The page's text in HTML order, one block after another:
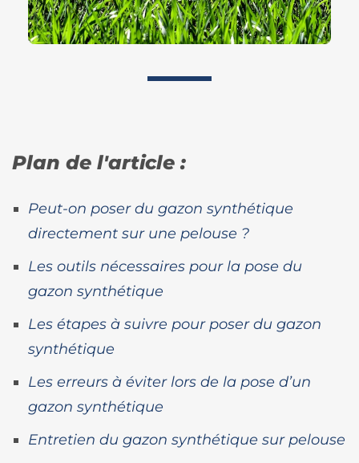
Plan de l'article :
Peut-on poser du gazon synthétique
directement sur une pelouse ?
Les outils nécessaires pour la pose du
gazon synthétique
Les étapes à suivre pour poser du gazon
synthétique
Les erreurs à éviter lors de la pose d’un
gazon synthétique
Entretien du gazon synthétique sur pelouse